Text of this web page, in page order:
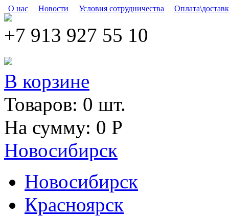
Skip to main content
О нас Новости Условия сотрудничества
+7 913 927 55 10
В корзине
Товаров: 0 шт.
На сумму: 0 Р
Новосибирск
Новосибирск
Красноярск